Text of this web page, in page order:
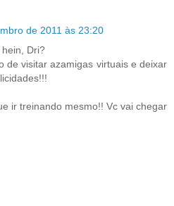
de 2011 às 23:20
Dri?
de visitar azamigas virtuais e deixar
ir treinando mesmo!! Vc vai chegar